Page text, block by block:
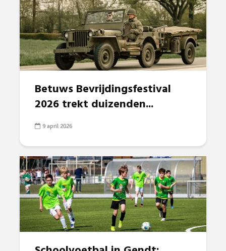
Betuws Bevrijdingsfestival
2026 trekt duizenden...
9 april 2026